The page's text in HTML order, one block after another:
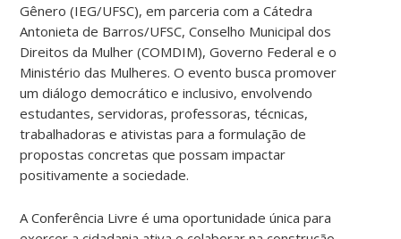
Gênero (IEG/UFSC), em parceria com a Cátedra
Antonieta de Barros/UFSC, Conselho Municipal dos
Direitos da Mulher (COMDIM), Governo Federal e o
Ministério das Mulheres. O evento busca promover
um diálogo democrático e inclusivo, envolvendo
estudantes, servidoras, professoras, técnicas,
trabalhadoras e ativistas para a formulação de
propostas concretas que possam impactar
positivamente a sociedade.
A Conferência Livre é uma oportunidade única para